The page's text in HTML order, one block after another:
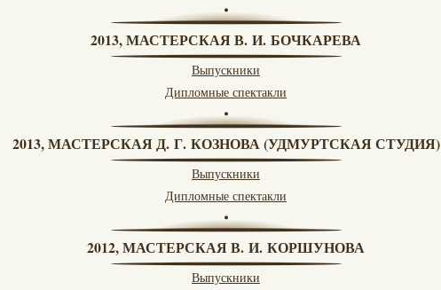
2013, МАСТЕРСКАЯ В. И. БОЧКАРЕВА
Выпускники
Дипломные спектакли
2013, МАСТЕРСКАЯ Д. Г. КОЗНОВА (УДМУРТСКАЯ СТУДИЯ)
Выпускники
Дипломные спектакли
2012, МАСТЕРСКАЯ В. И. КОРШУНОВА
Выпускники